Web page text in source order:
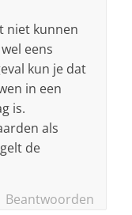
niet kunnen
eens
kun je dat
in een
is.
als
de
Beantwoorden